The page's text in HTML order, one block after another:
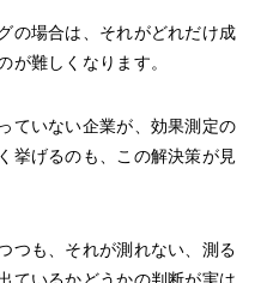
の場合は、それがどれだけ成
が難しくなります。
ていない企業が、効果測定の
挙げるのも、この解決策が見
つも、それが測れない、測る